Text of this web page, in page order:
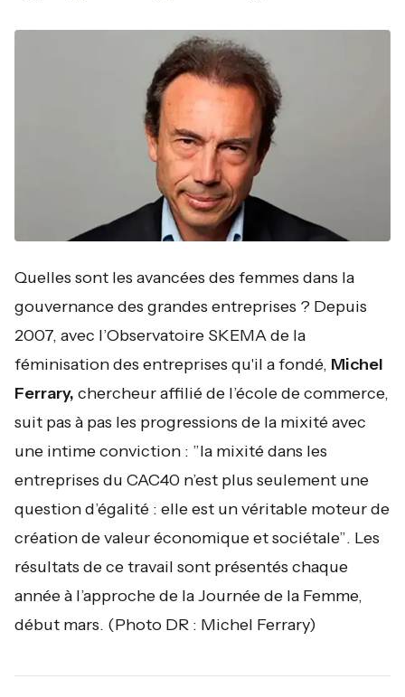
Quelles sont les avancées des femmes dans la
gouvernance des grandes entreprises ? Depuis
2007, avec l’Observatoire SKEMA de la
féminisation des entreprises qu'il a fondé, Michel
Ferrary, chercheur affilié de l’école de commerce,
suit pas à pas les progressions de la mixité avec
une intime conviction : ”la mixité dans les
entreprises du CAC40 n’est plus seulement une
question d’égalité : elle est un véritable moteur de
création de valeur économique et sociétale”. Les
résultats de ce travail sont présentés chaque
année à l’approche de la Journée de la Femme,
début mars. (Photo DR : Michel Ferrary)